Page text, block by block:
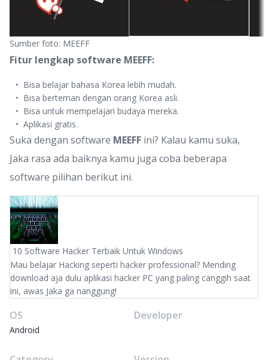
Sumber foto: MEEFF
Fitur lengkap software MEEFF:
Bisa belajar bahasa Korea lebih mudah.
Bisa berteman dengan orang Korea asli.
Bisa untuk mempelajari budaya mereka.
Aplikasi gratis.
Suka dengan software MEEFF ini? Kalau kamu suka,
Jaka rasa ada baiknya kamu juga coba beberapa
software pilihan berikut ini.
10 Software Hacker Terbaik Untuk Windows
Mau belajar Hacking seperti hacker professional? Mending
download aja dulu aplikasi hacker PC yang paling canggih saat
ini, awas Jaka ga nanggung!
OS
Android
Developer